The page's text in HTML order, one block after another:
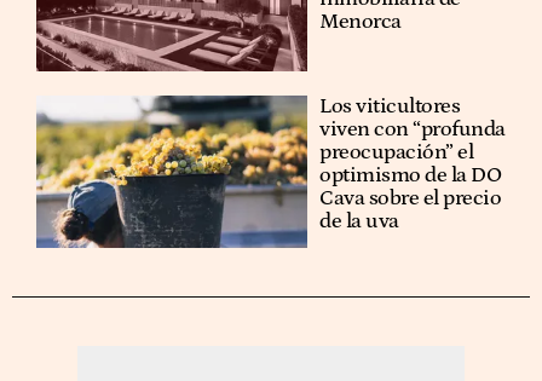
Menorca
Los viticultores
viven con “profunda
preocupación” el
optimismo de la DO
Cava sobre el precio
de la uva